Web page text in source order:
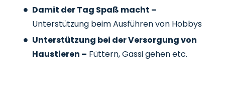
Damit der Tag Spaß macht –
Unterstützung beim Ausführen von Hobbys
Unterstützung bei der Versorgung von
Haustieren – Füttern, Gassi gehen etc.